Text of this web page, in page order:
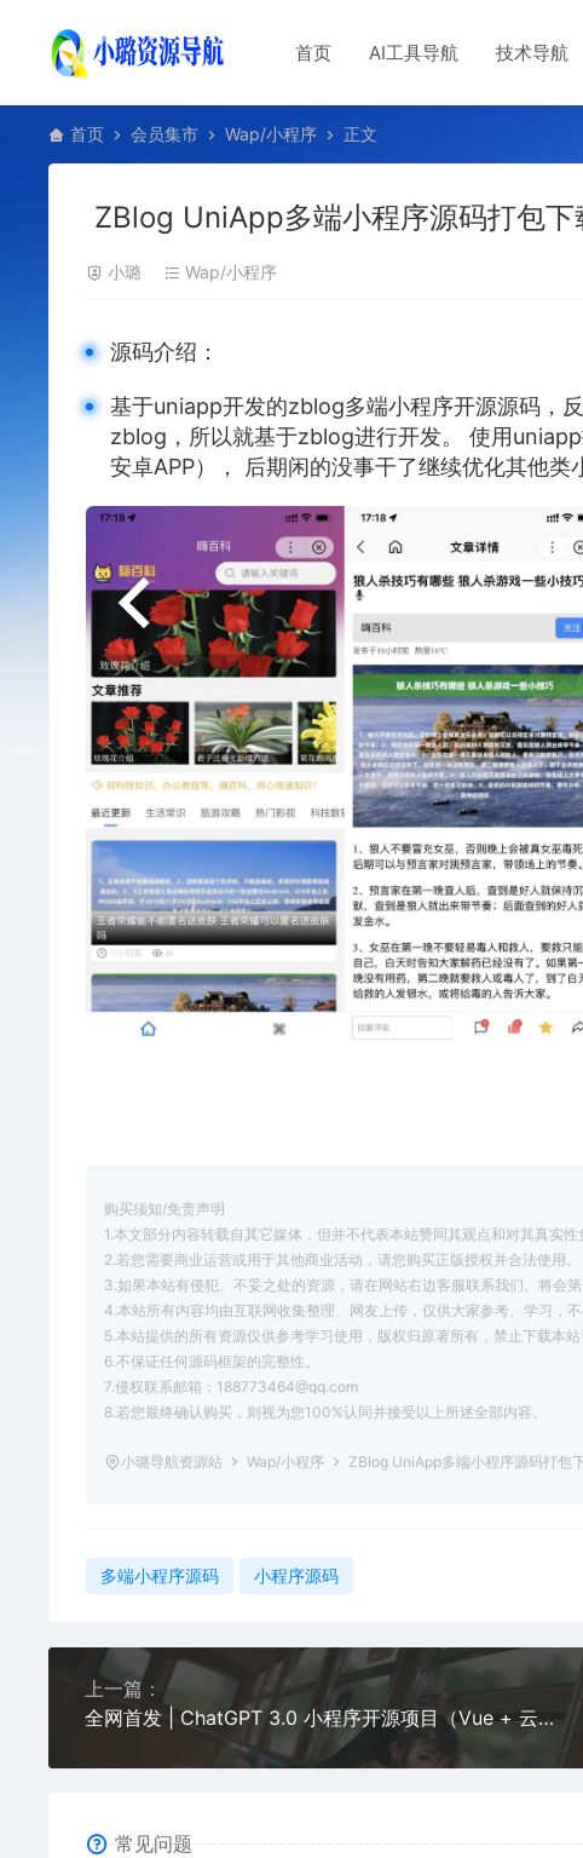
首页 AI工具导航 技术导航
首页 会员集市 Wap/小程序 正文
ZBlog UniApp多端小程序源码打包下
小璐 Wap/小程序
源码介绍：
基于uniapp开发的zblog多端小程序开源源码，
zblog，所以就基于zblog进行开发。 使用
安卓APP）， 后期闲的没事干了继续优化其他类
购买须知/免责声明
1.本文部分内容转载自其它媒体，但并不代表本站赞同其观点和对其真实性
2.若您需要商业运营或用于其他商业活动，请您购买正版授权并合法使用。
3.如果本站有侵犯、不妥之处的资源，请在网站右边客服联系我们。将会第
4.本站所有内容均由互联网收集整理、网友上传，仅供大家参考、学习，不
5.本站提供的所有资源仅供参考学习使用，版权归原著所有，禁止下载本
6.不保证任何源码框架的完整性。
7.侵权联系邮箱：188773464@qq.com
8.若您最终确认购买，则视为您100%认同并接受以上所述全部内容。
小璐导航资源站 Wap/小程序 ZBlog UniApp多端小程序源码打包
多端小程序源码 小程序源码
上一篇：
全网首发 | ChatGPT 3.0 小程序开源项目（Vue + 云开发）无服务器部署
常见问题